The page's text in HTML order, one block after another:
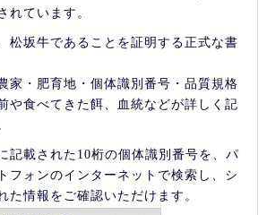
れています。
松坂牛であることを証明する正式な書
家・肥育地・個体識別番号・品質規格
や食べてきた餌、血統などが詳しく記
記載された10桁の個体識別番号を、パ
フォンのインターネットで検索し、シ
た情報をご確認いただけます。